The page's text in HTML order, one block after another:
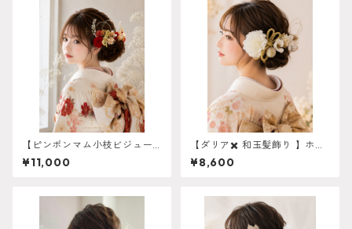
【ピンポンマム小枝ビジュー
髪飾り レッド】 袴 振袖
成人式 ヘアドレス ヘアパ
¥11,000
【ダリア✖️ 和玉髪飾り 】ホワ
イトゴールド 成人式 白無
垢 卒業式 振袖 袴 結婚式 オー
イド対応 O-0018
¥8,600